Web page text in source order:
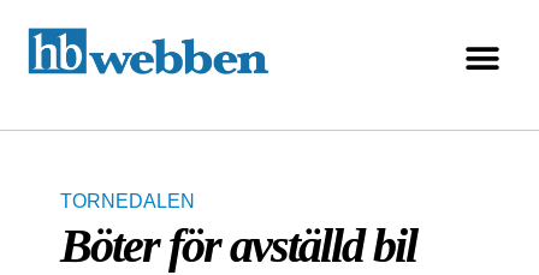
TORNEDALEN
Böter för avställd bil